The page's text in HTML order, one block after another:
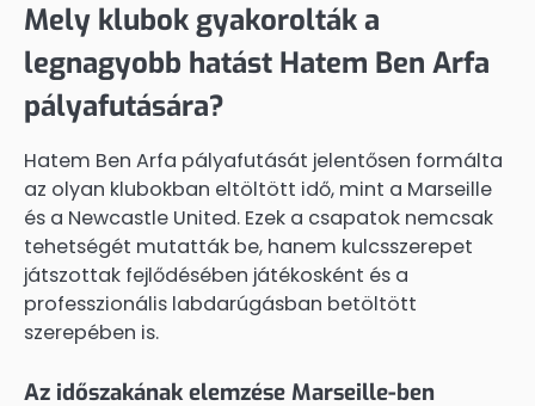
Mely klubok gyakorolták a
legnagyobb hatást Hatem Ben Arfa
pályafutására?
Hatem Ben Arfa pályafutását jelentősen formálta
az olyan klubokban eltöltött idő, mint a Marseille
és a Newcastle United. Ezek a csapatok nemcsak
tehetségét mutatták be, hanem kulcsszerepet
játszottak fejlődésében játékosként és a
professzionális labdarúgásban betöltött
szerepében is.
Az időszakának elemzése Marseille-ben